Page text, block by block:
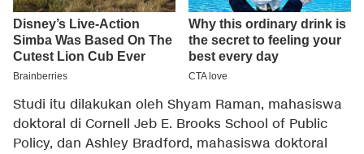
Studi itu dilakukan oleh Shyam Raman, mahasiswa
doktoral di Cornell Jeb E. Brooks School of Public
Policy, dan Ashley Bradford, mahasiswa doktoral